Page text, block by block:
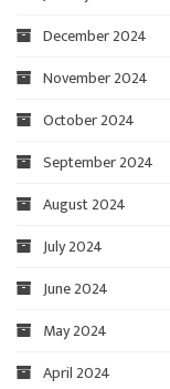
December 2024
November 2024
October 2024
September 2024
August 2024
July 2024
June 2024
May 2024
April 2024